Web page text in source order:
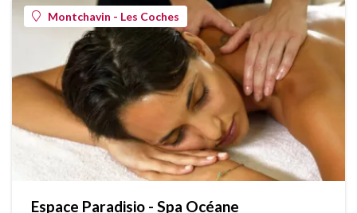
Montchavin - Les Coches
Espace Paradisio - Spa Océane